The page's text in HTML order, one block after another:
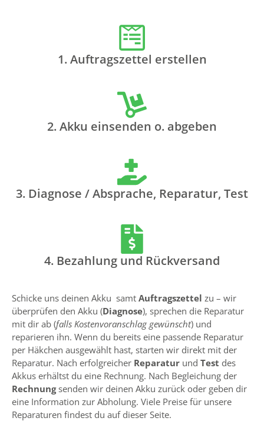
1. Auftragszettel erstellen
2. Akku einsenden o. abgeben
3. Diagnose / Absprache, Reparatur, Test
4. Bezahlung und Rückversand
Schicke uns deinen Akku samt Auftragszettel zu – wir
überprüfen den Akku (Diagnose), sprechen die Reparatur
mit dir ab (falls Kostenvoranschlag gewünscht) und
reparieren ihn. Wenn du bereits eine passende Reparatur
per Häkchen ausgewählt hast, starten wir direkt mit der
Reparatur. Nach erfolgreicher Reparatur und Test des
Akkus erhältst du eine Rechnung. Nach Begleichung der
Rechnungsenden wir deinen Akku zurück oder geben dir
eine Information zur Abholung. Viele Preise für unsere
Reparaturen findest du auf dieser Seite.